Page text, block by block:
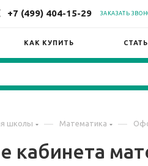
+7 (499) 404-15-29 ЗАКАЗАТЬ
КАК КУПИТЬ
школы — Математика —
кабинета